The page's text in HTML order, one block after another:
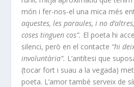
món i fer-nos-el una mica més
aquestes, les paraules, i no
coses tinguen cos”. El poeta hi
silenci, però en el contacte “hi
involuntària”. L’antítesi que
(tocar fort i suau a la vegada)
poeta. L’amor també serveix de